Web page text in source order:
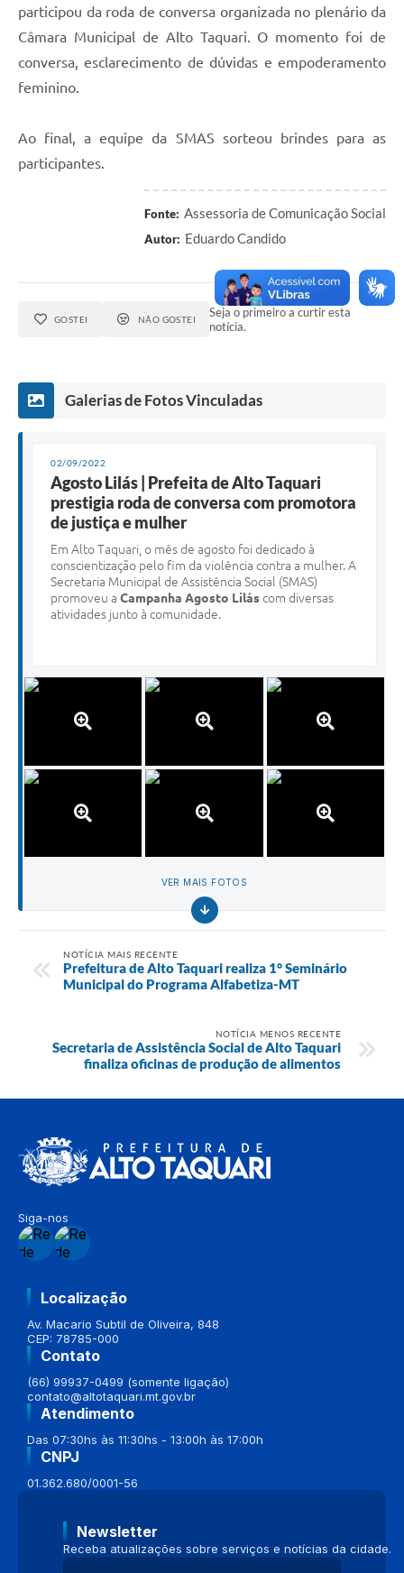
participou da roda de conversa organizada no plenário da
Câmara Municipal de Alto Taquari. O momento foi de
conversa, esclarecimento de dúvidas e empoderamento
feminino.
Ao final, a equipe da SMAS sorteou brindes para as
participantes.
Fonte: Assessoria de Comunicação Social
Autor: Eduardo Candido
GOSTEI NÃO GOSTEI
Seja o primeiro a curtir esta
notícia.
Galerias de Fotos Vinculadas
02/09/2022
Agosto Lilás | Prefeita de Alto Taquari
prestigia roda de conversa com promotora
de justiça e mulher
Em Alto Taquari, o mês de agosto foi dedicado à
conscientização pelo fim da violência contra a mulher. A
Secretaria Municipal de Assistência Social (SMAS)
promoveu a Campanha Agosto Liláscom diversas
atividades junto à comunidade.
VER MAIS FOTOS
NOTÍCIA MAIS RECENTE
Prefeitura de Alto Taquari realiza 1° Seminário
Municipal do Programa Alfabetiza-MT
NOTÍCIA MENOS RECENTE
Secretaria de Assistência Social de Alto Taquari
finaliza oficinas de produção de alimentos
Siga-nos
Localização
Av. Macario Subtil de Oliveira, 848
CEP: 78785-000
Contato
(66) 99937-0499 (somente ligação)
contato@altotaquari.mt.gov.br
Atendimento
Das 07:30hs às 11:30hs - 13:00h às 17:00h
CNPJ
01.362.680/0001-56
Newsletter
Receba atualizações sobre serviços e notícias da cidade.